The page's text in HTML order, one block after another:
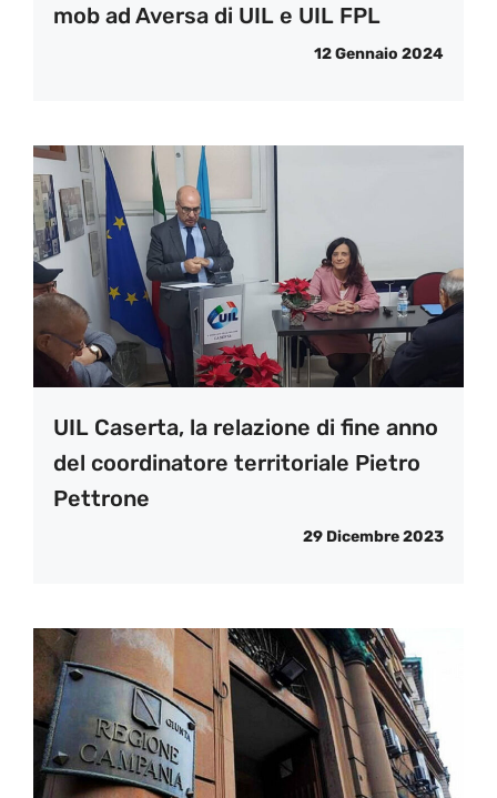
mob ad Aversa di UIL e UIL FPL
12 Gennaio 2024
UIL Caserta, la relazione di fine anno
del coordinatore territoriale Pietro
Pettrone
29 Dicembre 2023